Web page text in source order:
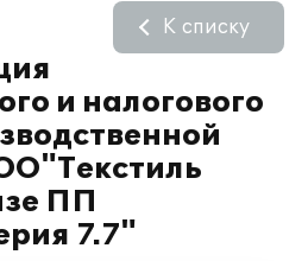
и налогового
ПП
7.7"
К списку